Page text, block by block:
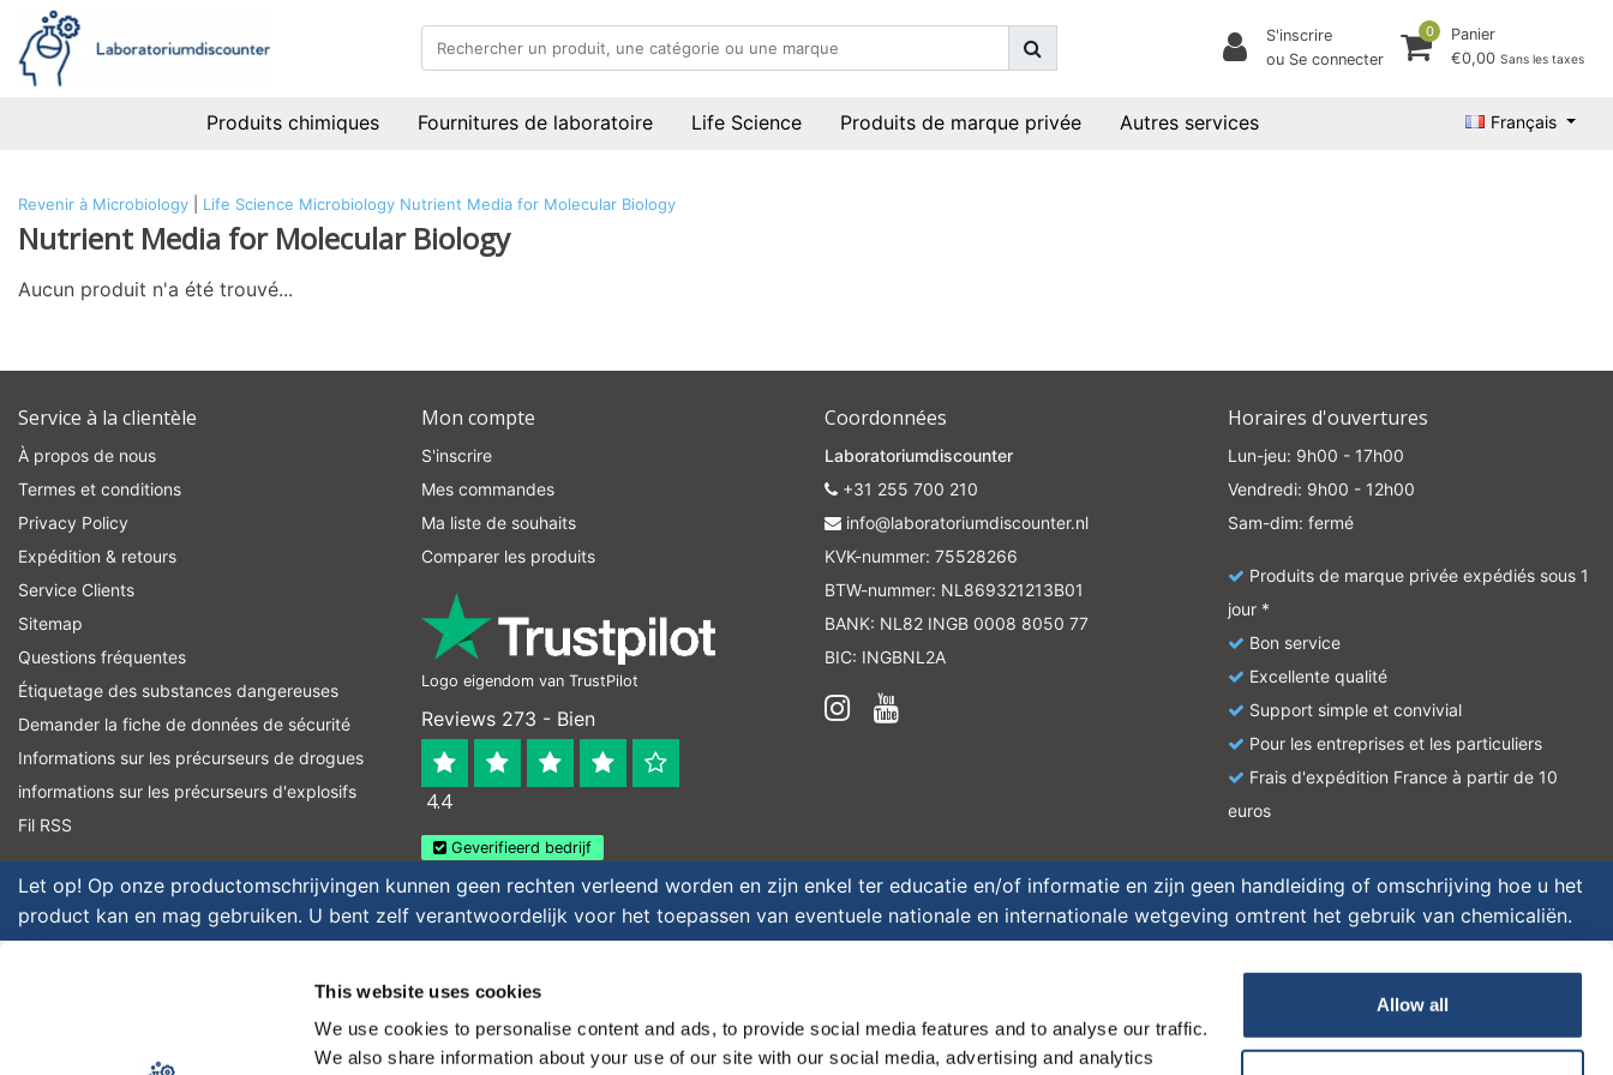
This website uses cookies
We use cookies to personalise content and ads, to provide social media features and to analyse our traffic.
We also share information about your use of our site with our social media, advertising and analytics
Allow all
S'inscrire
ou Se connecter
0
Panier
€0,00 Sans les taxes
Produits chimiques Fournitures de laboratoire Life Science Produits de marque privée Autres services Français
Revenir à Microbiology Life Science Microbiology Nutrient Media for Molecular Biology
Nutrient Media for Molecular Biology
Aucun produit n'a été trouvé...
Service à la clientèle
À propos de nous
Termes et conditions
Privacy Policy
Expédition & retours
Service Clients
Sitemap
Questions fréquentes
Étiquetage des substances dangereuses
Demander la fiche de données de sécurité
Informations sur les précurseurs de drogues
informations sur les précurseurs d'explosifs
Fil RSS
Mon compte
S'inscrire
Mes commandes
Ma liste de souhaits
Comparer les produits
Logo eigendom van TrustPilot
Reviews 273 - Bien
4.4
Geverifieerd bedrijf
Coordonnées
Laboratoriumdiscounter
+31 255 700 210
info@laboratoriumdiscounter.nl
KVK-nummer: 75528266
BTW-nummer: NL869321213B01
BANK: NL82 INGB 0008 8050 77
BIC: INGBNL2A
Horaires d'ouvertures
Lun-jeu: 9h00 - 17h00
Vendredi: 9h00 - 12h00
Sam-dim: fermé
Produits de marque privée expédiés sous 1
jour *
Bon service
Excellente qualité
Support simple et convivial
Pour les entreprises et les particuliers
Frais d'expédition France à partir de 10
euros
Let op! Op onze productomschrijvingen kunnen geen rechten verleend worden en zijn enkel ter educatie en/of informatie en zijn geen handleiding of omschrijving hoe u het
product kan en mag gebruiken. U bent zelf verantwoordelijk voor het toepassen van eventuele nationale en internationale wetgeving omtrent het gebruik van chemicaliën.